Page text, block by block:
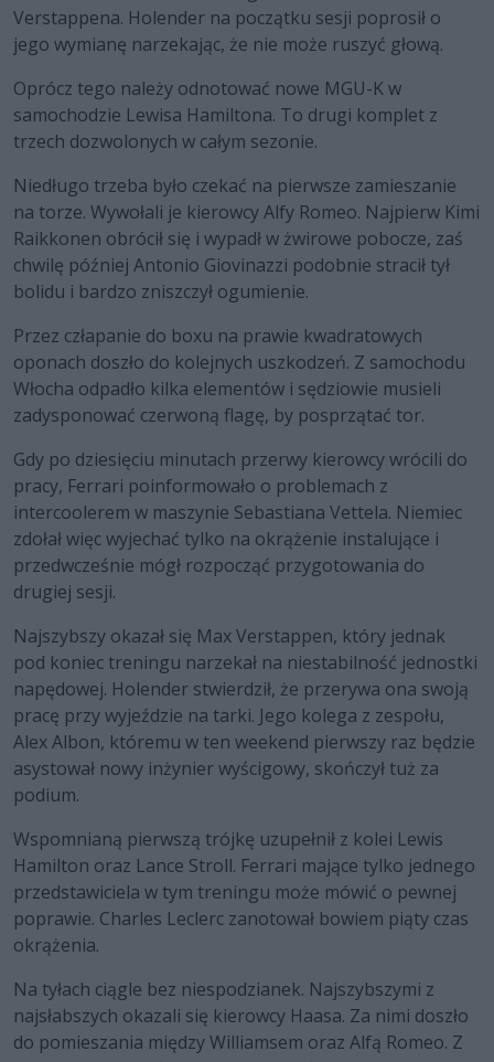
Verstappena. Holender na początku sesji poprosił o
jego wymianę narzekając, że nie może ruszyć głową.
Oprócz tego należy odnotować nowe MGU-K w
samochodzie Lewisa Hamiltona. To drugi komplet z
trzech dozwolonych w całym sezonie.
Niedługo trzeba było czekać na pierwsze zamieszanie
na torze. Wywołali je kierowcy Alfy Romeo. Najpierw Kimi
Raikkonen obrócił się i wypadł w żwirowe pobocze, zaś
chwilę później Antonio Giovinazzi podobnie stracił tył
bolidu i bardzo zniszczył ogumienie.
Przez człapanie do boxu na prawie kwadratowych
oponach doszło do kolejnych uszkodzeń. Z samochodu
Włocha odpadło kilka elementów i sędziowie musieli
zadysponować czerwoną flagę, by posprzątać tor.
Gdy po dziesięciu minutach przerwy kierowcy wrócili do
pracy, Ferrari poinformowało o problemach z
intercoolerem w maszynie Sebastiana Vettela. Niemiec
zdołał więc wyjechać tylko na okrążenie instalujące i
przedwcześnie mógł rozpocząć przygotowania do
drugiej sesji.
Najszybszy okazał się Max Verstappen, który jednak
pod koniec treningu narzekał na niestabilność jednostki
napędowej. Holender stwierdził, że przerywa ona swoją
pracę przy wyjeździe na tarki. Jego kolega z zespołu,
Alex Albon, któremu w ten weekend pierwszy raz będzie
asystował nowy inżynier wyścigowy, skończył tuż za
podium.
Wspomnianą pierwszą trójkę uzupełnił z kolei Lewis
Hamilton oraz Lance Stroll. Ferrari mające tylko jednego
przedstawiciela w tym treningu może mówić o pewnej
poprawie. Charles Leclerc zanotował bowiem piąty czas
okrążenia.
Na tyłach ciągle bez niespodzianek. Najszybszymi z
najsłabszych okazali się kierowcy Haasa. Za nimi doszło
do pomieszania między Williamsem oraz Alfą Romeo. Z